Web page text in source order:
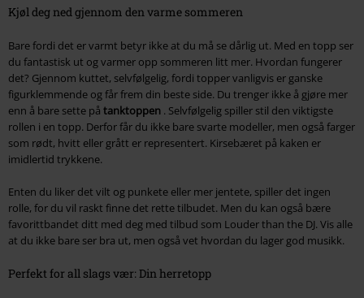
Kjøl deg ned gjennom den varme sommeren
Bare fordi det er varmt betyr ikke at du må se dårlig ut. Med en topp ser
du fantastisk ut og varmer opp sommeren litt mer. Hvordan fungerer
det? Gjennom kuttet, selvfølgelig, fordi topper vanligvis er ganske
figurklemmende og får frem din beste side. Du trenger ikke å gjøre mer
enn å bare sette på tanktoppen . Selvfølgelig spiller stil den viktigste
rollen i en topp. Derfor får du ikke bare svarte modeller, men også farger
som rødt, hvitt eller grått er representert. Kirsebæret på kaken er
imidlertid trykkene.
Enten du liker det vilt og punkete eller mer jentete, spiller det ingen
rolle, for du vil raskt finne det rette tilbudet. Men du kan også bære
favorittbandet ditt med deg med tilbud som Louder than the DJ. Vis alle
at du ikke bare ser bra ut, men også vet hvordan du lager god musikk.
Perfekt for all slags vær: Din herretopp